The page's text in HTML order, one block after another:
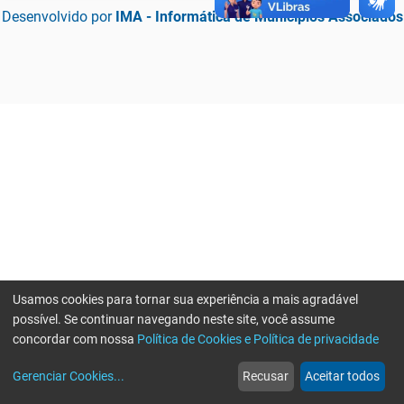
Desenvolvido por IMA - Informática de Municípios Associados
web
Notícias
more_horiz
Mais
Usamos cookies para tornar sua experiência a mais agradável
possível. Se continuar navegando neste site, você assume
concordar com nossa Política de Cookies e Política de privacidade
Gerenciar Cookies... Recusar Aceitar todos
Erro ao enviar informações, por favor tente novamente